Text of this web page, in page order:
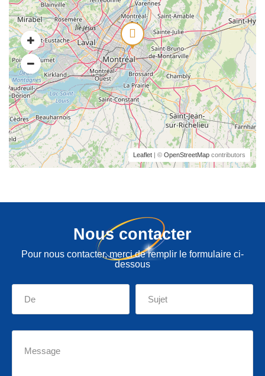
Leaflet | © OpenStreetMap contributors
Nous contacter
Pour nous contacter, merci de remplir le formulaire ci-
dessous